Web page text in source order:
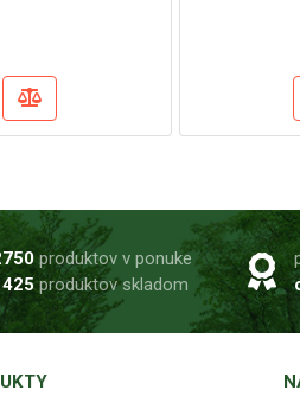
produktov v ponuke
produktov skladom